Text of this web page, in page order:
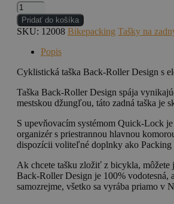
množstvo
ORTLIEB
Back-
Roller
Design
Lake
Pridať do košíka
SKU: 12008 Bikepacking Tašky na
Popis
Cyklistická taška Back-Roller Design s
Taška Back-Roller Design spája
mestskou džungľou, táto zadná taška je
S upevňovacím systémom Quick-Lock
organizér s priestrannou hlavnou
dispozícii voliteľné doplnky ako Packing
Ak chcete tašku zložiť z bicykla, môžete
Back-Roller Design je 100%
samozrejme, všetko sa vyrába priamo v